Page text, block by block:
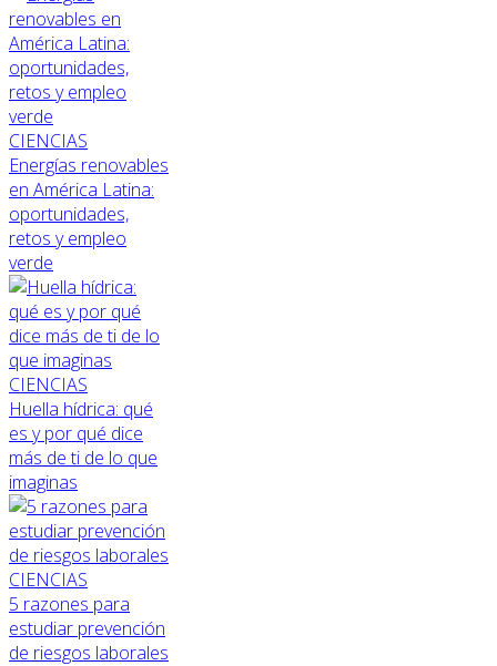
CIENCIAS
Energías renovables
en América Latina:
oportunidades,
retos y empleo
verde
CIENCIAS
Huella hídrica: qué
es y por qué dice
más de ti de lo que
imaginas
CIENCIAS
5 razones para
estudiar prevención
de riesgos laborales